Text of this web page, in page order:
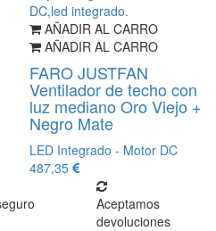
AÑADIR AL CARRO
AÑADIR AL CARRO
FARO JUSTFAN
Ventilador de techo con
luz mediano Oro Viejo +
Negro Mate
LED Integrado - Motor DC
487,35
Aceptamos
devoluciones